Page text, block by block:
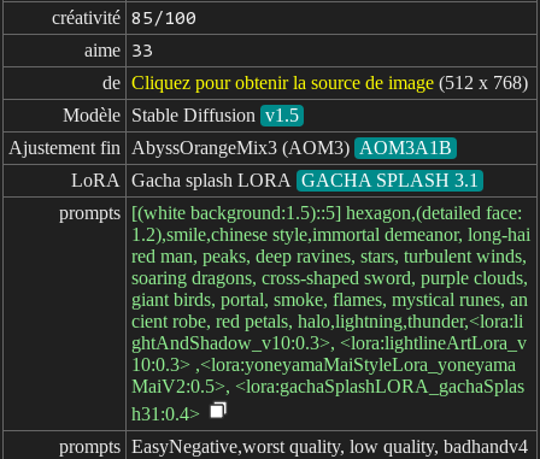
créativité 85/100
aime 33
de Cliquez pour obtenir la source de image (512 x 768)
Modèle Stable Diffusion v1.5
Ajustement fin
AbyssOrangeMix3 (AOM3) AOM3A1B
LoRA
Gacha splash LORA GACHA SPLASH 3.1
prompts [(white background:1.5)::5] hexagon,(detailed face:
1.2),smile,chinese style,immortal demeanor, long-hai
red man, peaks, deep ravines, stars, turbulent winds,
soaring dragons, cross-shaped sword, purple clouds,
giant birds, portal, smoke, flames, mystical runes, an
cient robe, red petals, halo,lightning,thunder,<lora:li
ghtAndShadow_v10:0.3>, <lora:lightlineArtLora_v
10:0.3> ,<lora:yoneyamaMaiStyleLora_yoneyama
MaiV2:0.5>, <lora:gachaSplashLORA_gachaSplas
h31:0.4>
prompts EasyNegative,worst quality, low quality, badhandv4